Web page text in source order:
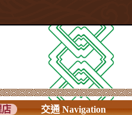
店 交通 Navigation